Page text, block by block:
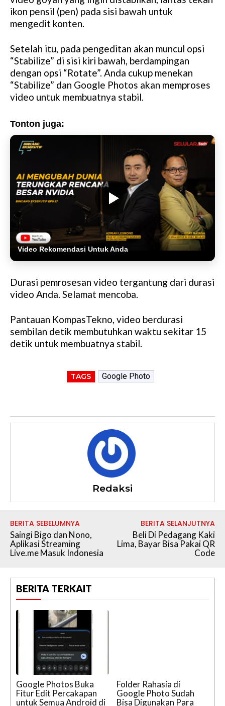
ikon pensil (pen) pada sisi bawah untuk
mengedit konten.
Setelah itu, pada pengeditan akan muncul opsi
“Stabilize” di sisi kiri bawah, berdampingan
dengan opsi “Rotate”. Anda cukup menekan
“Stabilize” dan Google Photos akan memproses
video untuk membuatnya stabil.
Tonton juga:
Video Rekomendasi Untuk Anda
Durasi pemrosesan video tergantung dari durasi
video Anda. Selamat mencoba.
Pantauan KompasTekno, video berdurasi
sembilan detik membutuhkan waktu sekitar 15
detik untuk membuatnya stabil.
TAGS Google Photo
Redaksi
BERITA SEBELUMNYA
Saingi Bigo dan Nono,
Aplikasi Streaming
Live.me Masuk Indonesia
BERITA SELANJUTNYA
Beli Di Pedagang Kaki
Lima, Bayar Bisa Pakai QR
Code
BERITA TERKAIT
Google Photos Buka
Fitur Edit Percakapan
untuk Semua Android di
Folder Rahasia di
Google Photo Sudah
Bisa Digunakan Para